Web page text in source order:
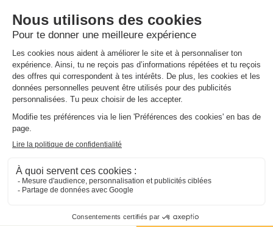
Camping Mas des Roses ★★★
Vic La Gardiole]0, 1[ (18,9 m de Clapiers) | [1, Inf[ (18,9 km
de Clapiers)
8.4/10
Wifi payant Bord de mer
+ 3